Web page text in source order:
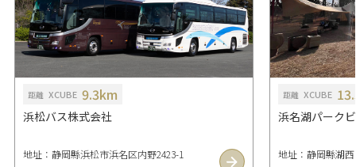
距離 XCUBE 9.3km
浜松バス株式会社
地址：静岡縣浜松市浜名区内野2423-1
距離 XCUBE
浜名湖パーク
地址：静岡縣湖